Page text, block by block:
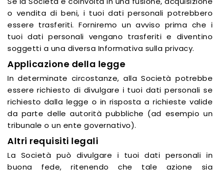
o vendita di beni, i tuoi dati personali potrebbero
essere trasferiti. Forniremo un avviso prima che i
tuoi dati personali vengano trasferiti e diventino
soggetti a una diversa Informativa sulla privacy.
Applicazione della legge
In determinate circostanze, alla Società potrebbe
essere richiesto di divulgare i tuoi dati personali se
richiesto dalla legge o in risposta a richieste valide
da parte delle autorità pubbliche (ad esempio un
tribunale o un ente governativo).
Altri requisiti legali
La Società può divulgare i tuoi dati personali in
buona fede, ritenendo che tale azione sia